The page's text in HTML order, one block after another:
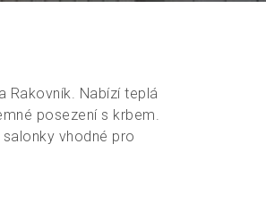
Rakovník. Nabízí teplá
posezení s krbem.
vhodné pro